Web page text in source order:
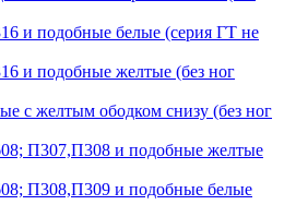
и подобные белые (серия ГТ не
и подобные желтые (без ног
с желтым ободком снизу (без ног
П307,П308 и подобные желтые
П308,П309 и подобные белые